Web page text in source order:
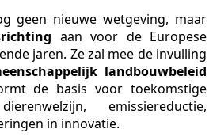
geen nieuwe wetgeving, maar
aan voor de Europese
jaren. Ze zal mee de invulling
landbouwbeleid
de basis voor toekomstige
emissiereductie,
in innovatie.